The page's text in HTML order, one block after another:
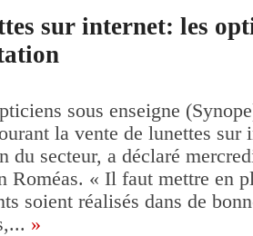
sur internet: les
sous enseigne
la vente de lunettes sur
du secteur, a déclaré
Roméas. « Il faut mettre en
soient réalisés dans de
»